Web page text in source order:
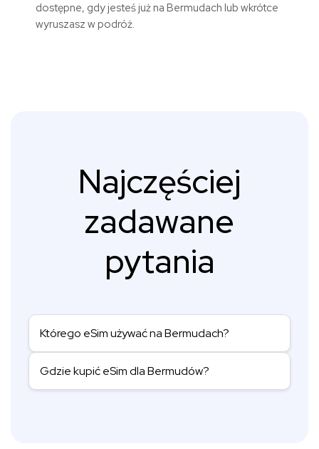
dostępne, gdy jesteś już na Bermudach lub wkrótce
wyruszasz w podróż.
Najczęściej
zadawane
pytania
Którego eSim używać na Bermudach?
Gdzie kupić eSim dla Bermudów?